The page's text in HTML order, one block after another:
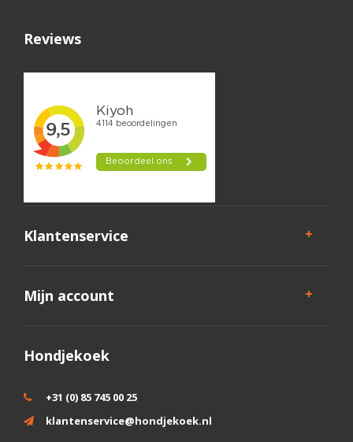
Reviews
Klantenservice
Mijn account
Hondjekoek
+31 (0) 85 745 00 25
klantenservice@hondjekoek.nl